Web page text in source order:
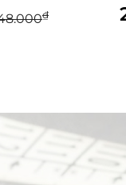
₫ ₫